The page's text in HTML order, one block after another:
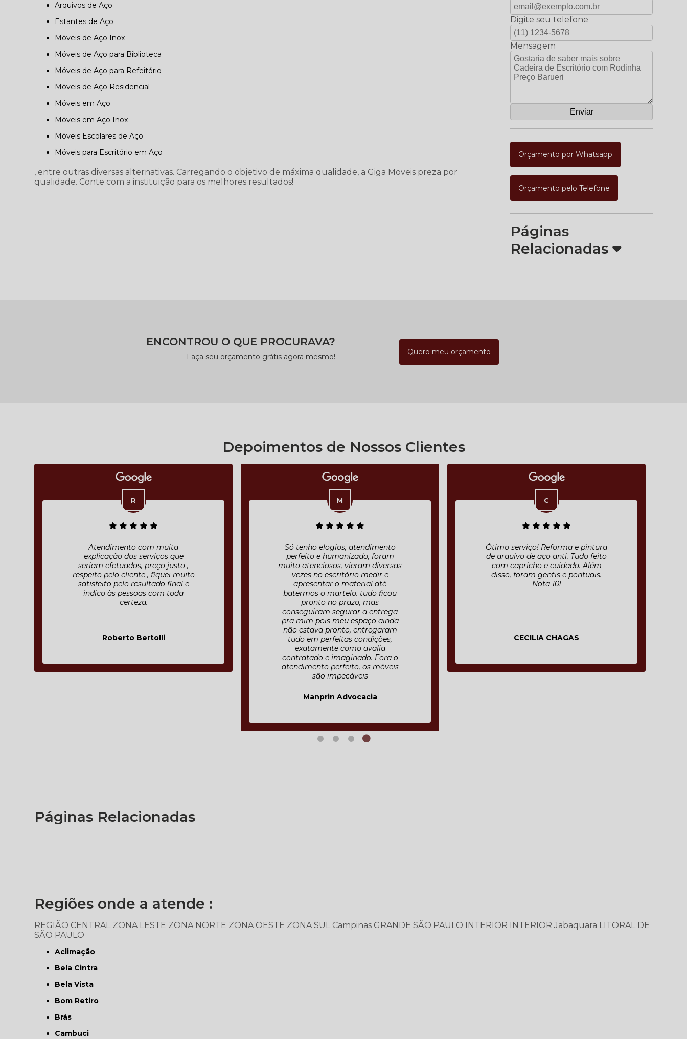
Arquivos de Aço
Estantes de Aço
Móveis de Aço Inox
Móveis de Aço para Biblioteca
Móveis de Aço para Refeitório
Móveis de Aço Residencial
Móveis em Aço
Móveis em Aço Inox
Móveis Escolares de Aço
Móveis para Escritório em Aço
, entre outras diversas alternativas. Carregando o objetivo de máxima qualidade, a Giga Moveis preza por
qualidade. Conte com a instituição para os melhores resultados!
Digite seu telefone
Mensagem
Orçamento por Whatsapp
Orçamento pelo Telefone
Páginas
Relacionadas
ENCONTROU O QUE PROCURAVA?
Faça seu orçamento grátis agora mesmo!
Quero meu orçamento
Depoimentos de Nossos Clientes
Atendimento com muita
explicação dos serviços que
seriam efetuados, preço justo ,
respeito pelo cliente , fiquei muito
satisfeito pelo resultado final e
indico às pessoas com toda
certeza.
Roberto Bertolli
Só tenho elogios, atendimento
perfeito e humanizado, foram
muito atenciosos, vieram diversas
vezes no escritório medir e
apresentar o material até
batermos o martelo. tudo ficou
pronto no prazo, mas
conseguiram segurar a entrega
pra mim pois meu espaço ainda
não estava pronto, entregaram
tudo em perfeitas condições,
exatamente como avalia
contratado e imaginado. Fora o
atendimento perfeito, os móveis
são impecáveis
Manprin Advocacia
Ótimo serviço! Reforma e pintura
de arquivo de aço anti. Tudo feito
com capricho e cuidado. Além
disso, foram gentis e pontuais.
Nota 10!
CECILIA CHAGAS
Páginas Relacionadas
Regiões onde a atende :
REGIÃO CENTRAL ZONA LESTE ZONA NORTE ZONA OESTE ZONA SUL Campinas GRANDE SÃO PAULO INTERIOR INTERIOR Jabaquara LITORAL DE
SÃO PAULO
Aclimação
Bela Cintra
Bela Vista
Bom Retiro
Brás
Cambuci